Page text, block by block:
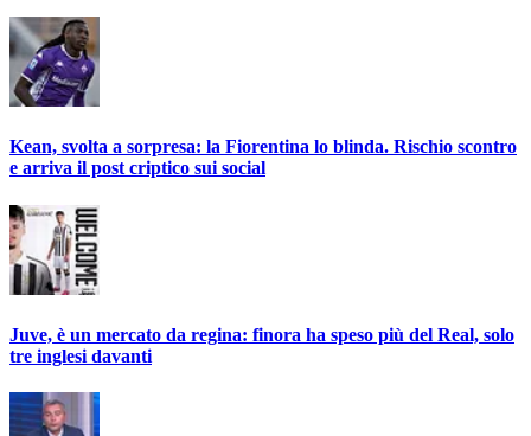
Kean, svolta a sorpresa: la Fiorentina lo blinda. Rischio scontro
e arriva il post criptico sui social
Juve, è un mercato da regina: finora ha speso più del Real, solo
tre inglesi davanti